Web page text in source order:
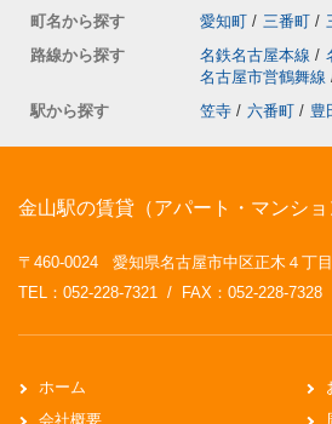
町名から探す
愛知町 / 三番町 /
路線から探す
名鉄名古屋本線 /
名古屋市営鶴舞線
駅から探す
笠寺 / 六番町 / 豊
金山駅の賃貸（アパート・マンシ
〒460-0024 愛知県名古屋市中区正木４丁
TEL：052-228-7321 / FAX：052-228-7328
ホーム
会社概要